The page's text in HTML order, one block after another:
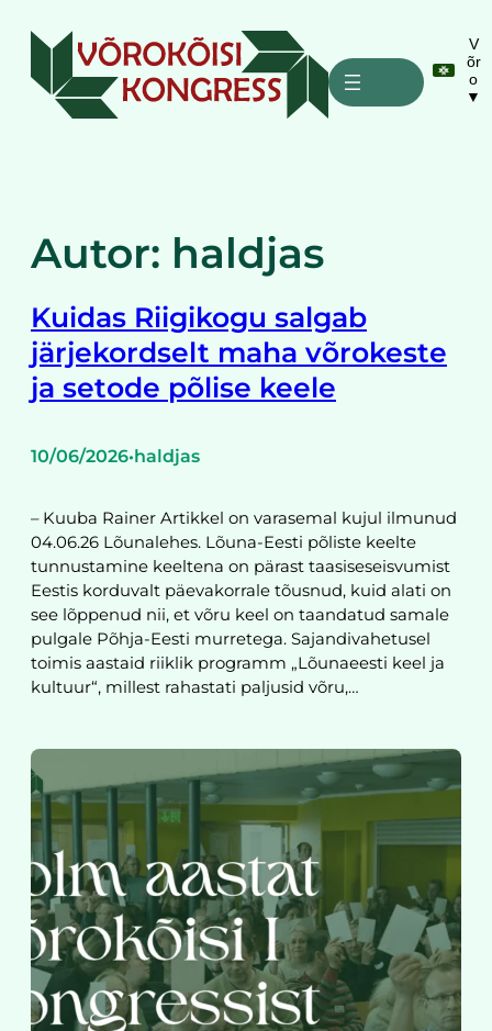
sisu
V
õr
o
▼
Autor: haldjas
Kuidas Riigikogu salgab
järjekordselt maha võrokeste
ja setode põlise keele
10/06/2026•haldjas
– Kuuba Rainer Artikkel on varasemal kujul ilmunud
04.06.26 Lõunalehes. Lõuna-Eesti põliste keelte
tunnustamine keeltena on pärast taasiseseisvumist
Eestis korduvalt päevakorrale tõusnud, kuid alati on
see lõppenud nii, et võru keel on taandatud samale
pulgale Põhja-Eesti murretega. Sajandivahetusel
toimis aastaid riiklik programm „Lõunaeesti keel ja
kultuur“, millest rahastati paljusid võru,…